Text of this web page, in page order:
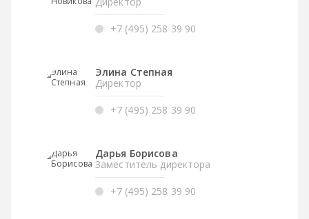
+7 (495) 258 39 90
Элина Степная
Директор
+7 (495) 258 39 90
Дарья Борисова
Заместитель директора
+7 (495) 258 39 90